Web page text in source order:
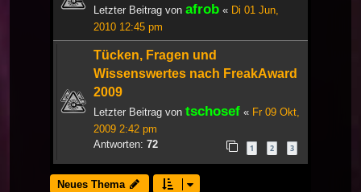
Letzter Beitrag von afrob « Di 01 Jun,
2010 12:45 pm
Tücken, Fragen und
Wissenswertes nach FreakAward
2009
Letzter Beitrag von tschosef « Fr 09 Okt,
2009 2:42 pm
Antworten: 72 1 2 3
Neues Thema